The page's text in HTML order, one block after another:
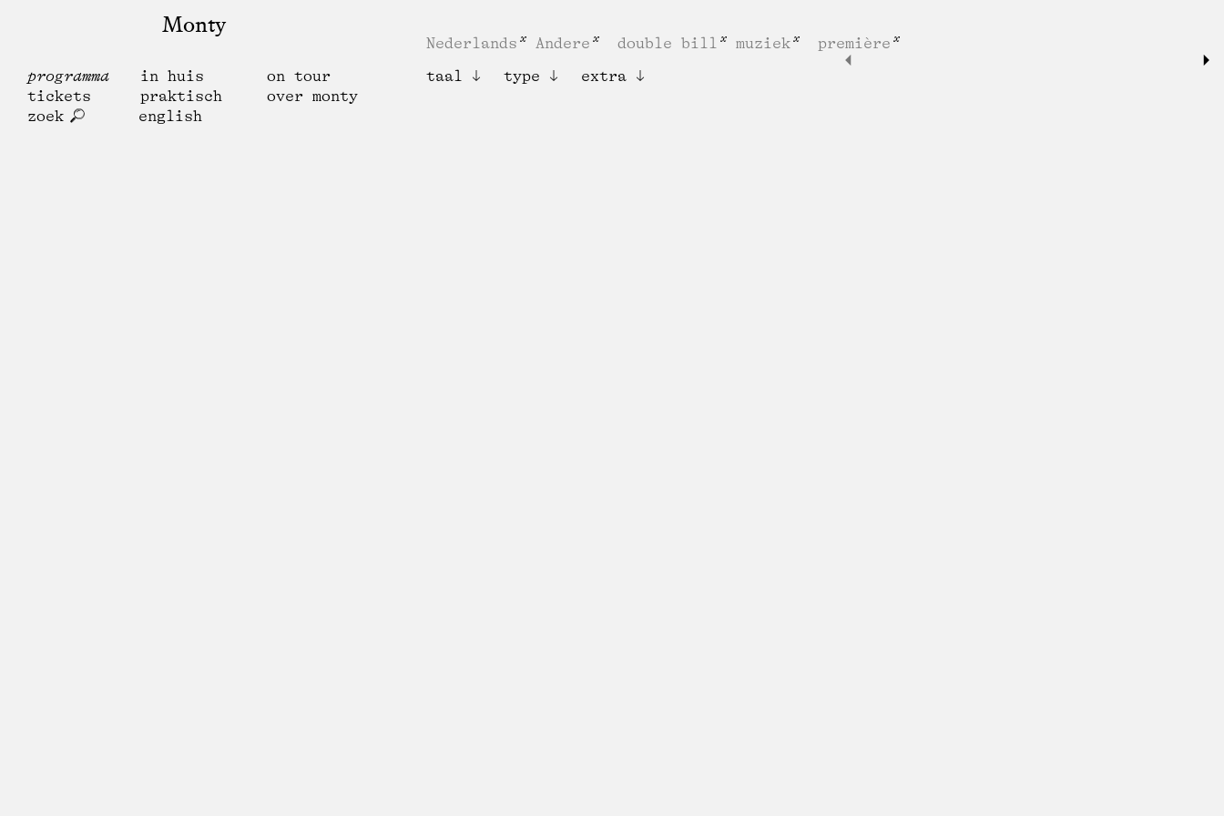
Monty
programma in huis
on tour
tickets
praktisch
over monty
zoek
english
Nederlands Andere double bill muziek
première
taal
type extra